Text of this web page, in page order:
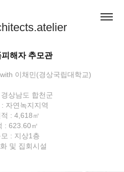
해자 추모관
이채민(경상국립대학교)
상남도 합천군
자연녹지지역
: 4,618㎡
: 623.60㎡
: 지상1층
및 집회시설